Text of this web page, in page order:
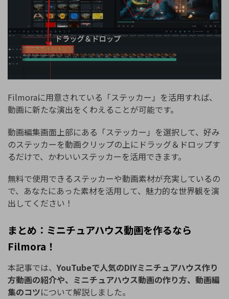
Filmoraに用意されている「ステッカー」を活用すれば、
動画に新たな演出をくわえることが可能です。
動画編集画面上部にある「ステッカー」を選択して、好み
のステッカーを動画クリップの上にドラッグ＆ドロップす
るだけで、かわいいステッカーを活用できます。
無料で使用できるステッカーや動画素材が充実しているの
で、あなたにあった素材を活用して、魅力的な世界観を演
出してください！
まとめ：ミニチュアハウス動画を作るなら
Filmora！
本記事では、YouTubeで人気のDIYミニチュアハウス作り
方動画の紹介や、ミニチュアハウス動画の作り方、動画編
集のコツについて解説しました。